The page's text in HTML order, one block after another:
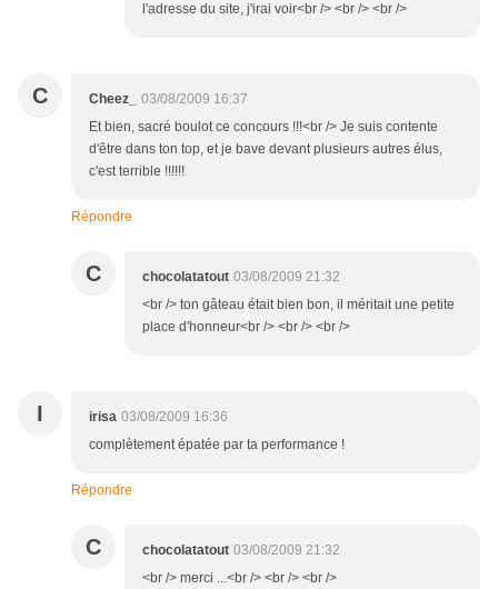
l'adresse du site, j'irai voir<br /> <br /> <br />
C Cheez_
03/08/2009 16:37
Et bien, sacré boulot ce concours !!!<br /> Je suis contente
d'être dans ton top, et je bave devant plusieurs autres élus,
c'est terrible !!!!!!
Répondre
C chocolatatout 03/08/2009 21:32
<br /> ton gâteau était bien bon, il méritait une petite
place d'honneur<br /> <br /> <br />
I irisa 03/08/2009 16:36
complètement épatée par ta performance !
Répondre
C chocolatatout 03/08/2009 21:32
<br /> merci ...<br /> <br /> <br />